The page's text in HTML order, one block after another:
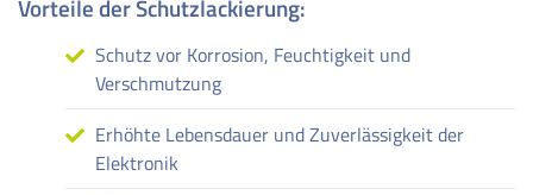
Vorteile der Schutzlackierung:
Schutz vor Korrosion, Feuchtigkeit und
Verschmutzung
Erhöhte Lebensdauer und Zuverlässigkeit der
Elektronik